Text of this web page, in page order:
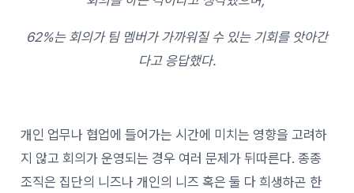
62%는 회의가 팀 멤버가 가까워질 수 있는 기회를 앗아간
다고 응답했다.
개인 업무나 협업에 들어가는 시간에 미치는 영향을 고려하
지 않고 회의가 운영되는 경우 여러 문제가 뒤따른다. 종종
조직은 집단의 니즈나 개인의 니즈 혹은 둘 다 희생하곤 한